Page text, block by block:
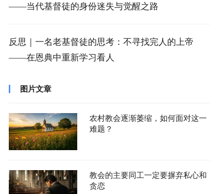
——当代基督徒的身份迷失与觉醒之路
反思｜一名老基督徒的思考：不寻找完人的上帝
——在恩典中重新学习看人
图片文章
农村教会逐渐萎缩，如何面对这一
难题？
教会的主要同工一定要摒弃私心和
贪恋